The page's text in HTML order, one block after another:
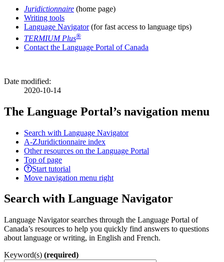
Juridictionnaire (home page)
Writing tools
Language Navigator(for fast access to language tips)
TERMIUM Plus®
Contact the Language Portal of Canada
Date modified:
2020-10-14
The Language Portal’s navigation menu
Search with Language Navigator
A-ZJuridictionnaire index
Other resources on the Language Portal
Top of page
Start tutorial
Move navigation menu right
Search with Language Navigator
Language Navigator searches through the Language Portal of
Canada’s resources to help you quickly find answers to questions
about language or writing, in English and French.
Keyword(s) (required)